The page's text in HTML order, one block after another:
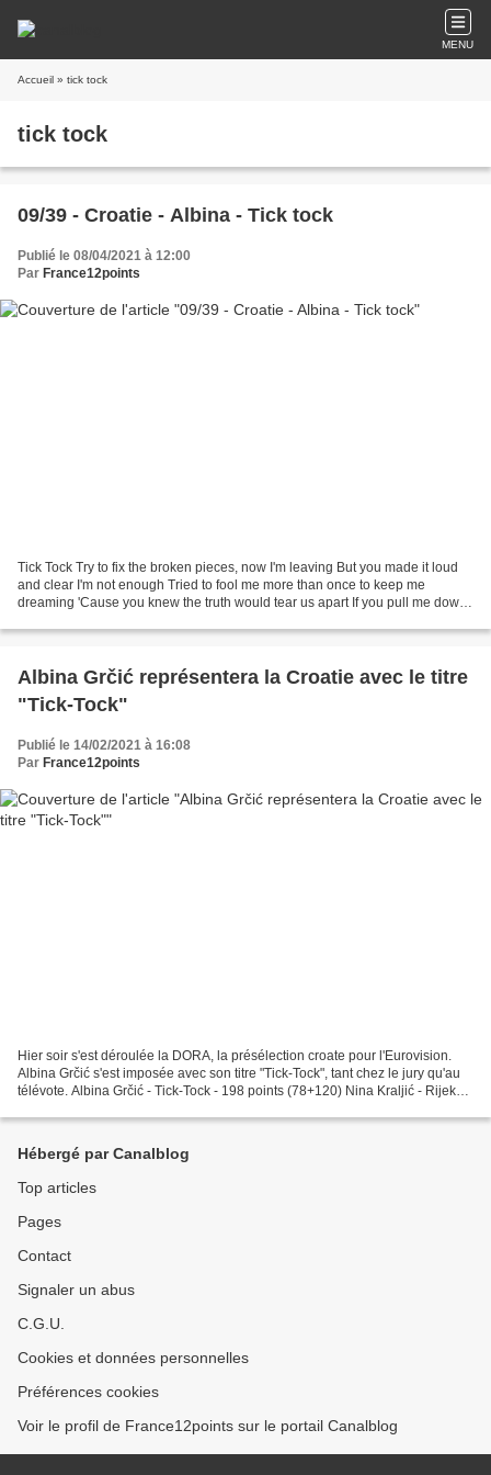
MENU
Accueil » tick tock
tick tock
09/39 - Croatie - Albina - Tick tock
Publié le 08/04/2021 à 12:00
Par France12points
Tick Tock Try to fix the broken pieces, now I'm leaving But you made it loud
and clear I'm not enough Tried to fool me more than once to keep me
dreaming 'Cause you knew the truth would tear us apart If you pull me down
Albina Grčić représentera la Croatie avec le titre
"Tick-Tock"
Publié le 14/02/2021 à 16:08
Par France12points
Hier soir s'est déroulée la DORA, la présélection croate pour l'Eurovision.
Albina Grčić s'est imposée avec son titre "Tick-Tock", tant chez le jury qu'au
télévote. Albina Grčić - Tick-Tock - 198 points (78+120) Nina Kraljić - Rijeka -
Hébergé par Canalblog
Top articles
Pages
Contact
Signaler un abus
C.G.U.
Cookies et données personnelles
Préférences cookies
Voir le profil de France12points sur le portail Canalblog